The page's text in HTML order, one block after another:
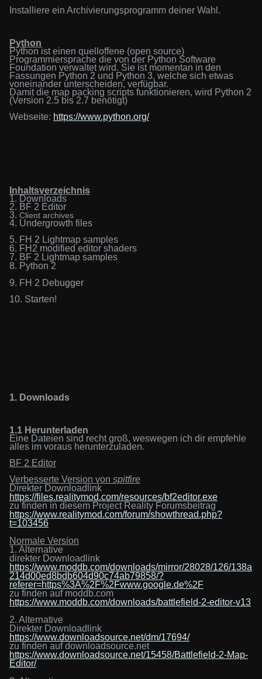
Installiere ein Archivierungsprogramm deiner Wahl.
Python
Python ist einen quelloffene (open source)
Programmiersprache die von der Python Software
Foundation verwaltet wird. Sie ist momentan in den
Fassungen Python 2 und Python 3, welche sich etwas
voneinander unterscheiden, verfügbar.
Damit die map packing scripts funktionieren, wird Python 2
(Version 2.5 bis 2.7 benötigt)
Webseite: https://www.python.org/
Inhaltsverzeichnis
1. Downloads
2. BF 2 Editor
3. Client archives
4. Undergrowth files
5. FH 2 Lightmap samples
6. FH2 modified editor shaders
7. BF 2 Lightmap samples
8. Python 2
9. FH 2 Debugger
10. Starten!
1. Downloads
1.1 Herunterladen
Eine Dateien sind recht groß, weswegen ich dir empfehle
alles im voraus herunterzuladen.
BF 2 Editor
Verbesserte Version von spitfire
Direkter Downloadlink
https://files.realitymod.com/resources/bf2editor.exe
zu finden in diesem Project Reality Forumsbeitrag
https://www.realitymod.com/forum/showthread.php?
t=103456
Normale Version
1. Alternative
direkter Downloadlink
https://www.moddb.com/downloads/mirror/28028/126/138a
214d00ed8bdb604d90c74ab79858/?
referer=https%3A%2F%2Fwww.google.de%2F
zu finden auf moddb.com
https://www.moddb.com/downloads/battlefield-2-editor-v13
2. Alternative
Direkter Downloadlink
https://www.downloadsource.net/dm/17694/
zu finden auf downloadsource.net
https://www.downloadsource.net/15458/Battlefield-2-Map-
Editor/